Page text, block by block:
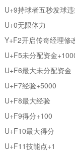
U+9持球者五秒发球
U+0无限体力
Y+F2开启传奇经理修
U+F5未分配资金
U+F6最大未分配资金
U+F7经验+5000
U+F8最大经验
U+F9得分+100
U+F10最大得分
U+F11技能点+1